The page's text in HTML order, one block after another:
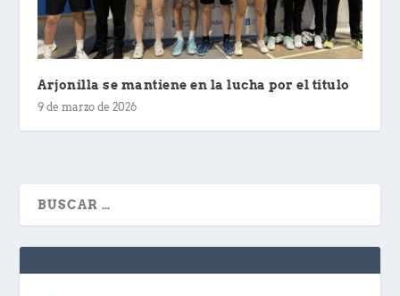
Arjonilla se mantiene en la lucha por el título
9 de marzo de 2026